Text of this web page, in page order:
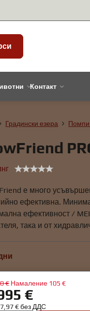
Контакт
Градински езера Помпи
е много
ефективна.
ефективност /
така и от
€ Намаление 105 €
€
€без ДДС